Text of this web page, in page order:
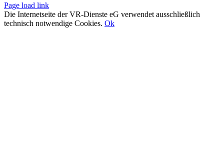
Page load link
Die Internetseite der VR-Dienste eG verwendet ausschließlich
technisch notwendige Cookies. Ok